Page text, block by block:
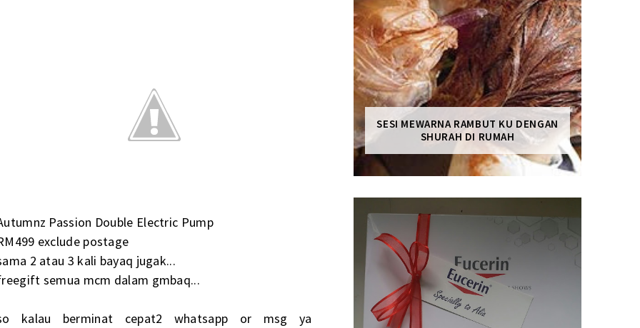
Passion Double Electric Pump
exclude postage
2 atau 3 kali bayaq jugak...
semua mcm dalam gmbaq...
kalau berminat cepat2 whatsapp or msg ya
SESI MEWARNA RAMBUT KU DENGAN
SHURAH DI RUMAH